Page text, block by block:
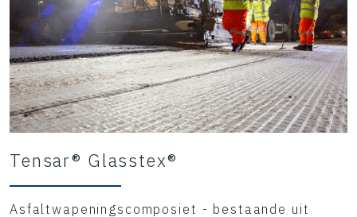
Tensar® Glasstex®
Asfaltwapeningscomposiet - bestaande uit